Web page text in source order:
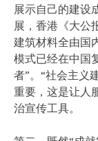
展示自己的建设
展，香港《大公
建筑材料全由国
模式已经在中国
者”。“社会主义
重要，这是让人
治宣传工具。